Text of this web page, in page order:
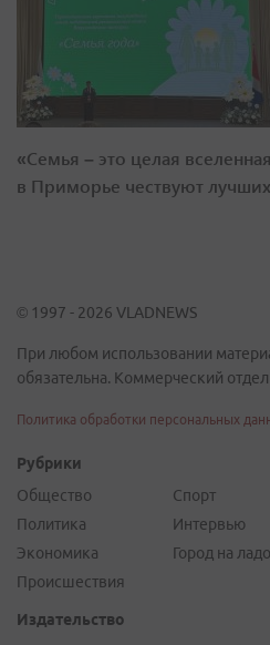
«Семья – это целая
в Приморье чествуют лучших
© 1997 - 2026 VLADNEWS
При любом использовании
обязательна. Коммерческий
Политика обработки персональных
Рубрики
Общество
Политика
Экономика
Происшествия
Спорт
Интервью
Город на
Издательство